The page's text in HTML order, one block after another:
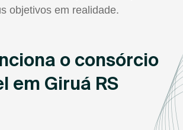
objetivos em realidade.
o consórcio
em Giruá RS